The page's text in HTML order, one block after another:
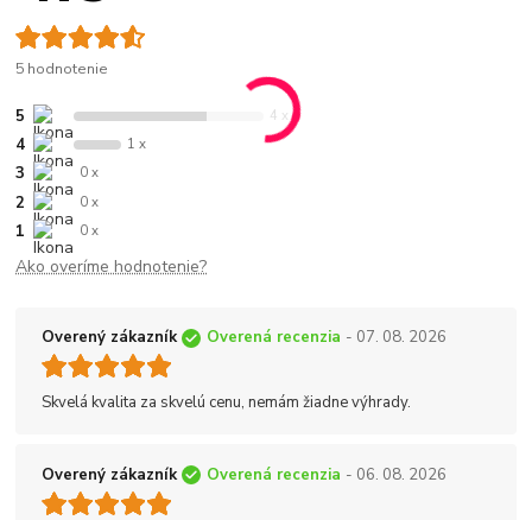
5 hodnotenie
5 4 x
4 1 x
3 0 x
2 0 x
1 0 x
Ako overíme hodnotenie?
Overený zákazník Overená recenzia - 07. 08. 2026
Skvelá kvalita za skvelú cenu, nemám žiadne výhrady.
Overený zákazník Overená recenzia - 06. 08. 2026